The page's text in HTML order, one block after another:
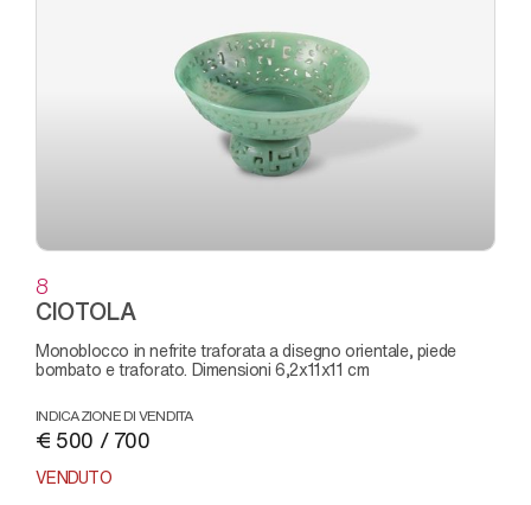
8
CIOTOLA
monoblocco in nefrite traforata a disegno orientale, piede
bombato e traforato. Dimensioni 6,2x11x11 cm
INDICAZIONE DI VENDITA
€ 500 / 700
VENDUTO